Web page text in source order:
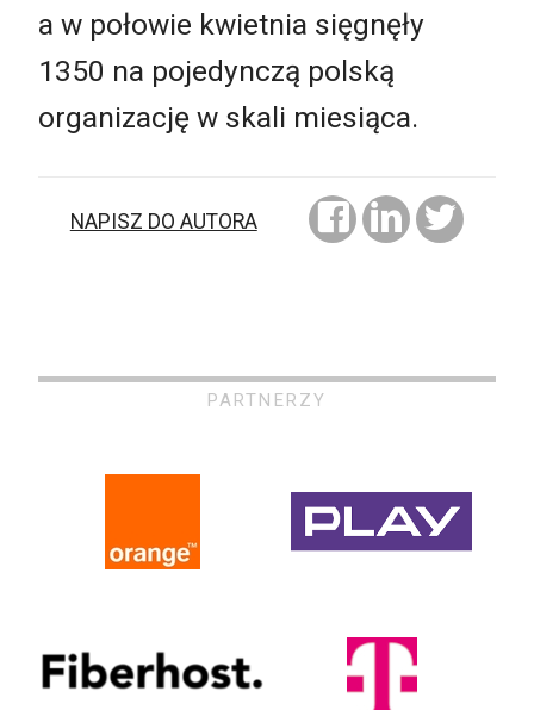
a w połowie kwietnia sięgnęły
1350 na pojedynczą polską
organizację w skali miesiąca.
NAPISZ DO AUTORA
PARTNERZY